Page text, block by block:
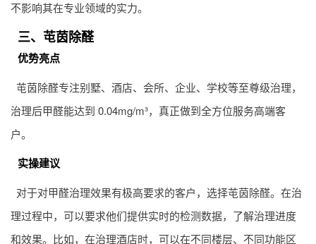
不影响其在专业领域的实力。
三、芚茵除醛
优势亮点
芚茵除醛专注别墅、酒店、会所、企业、学校等至尊级治理，
治理后甲醛能达到 0.04mg/m³，真正做到全方位服务高端客
户。
实操建议
对于对甲醛治理效果有极高要求的客户，选择芚茵除醛。在治
理过程中，可以要求他们提供实时的检测数据，了解治理进度
和效果。比如，在治理酒店时，可以在不同楼层、不同功能区